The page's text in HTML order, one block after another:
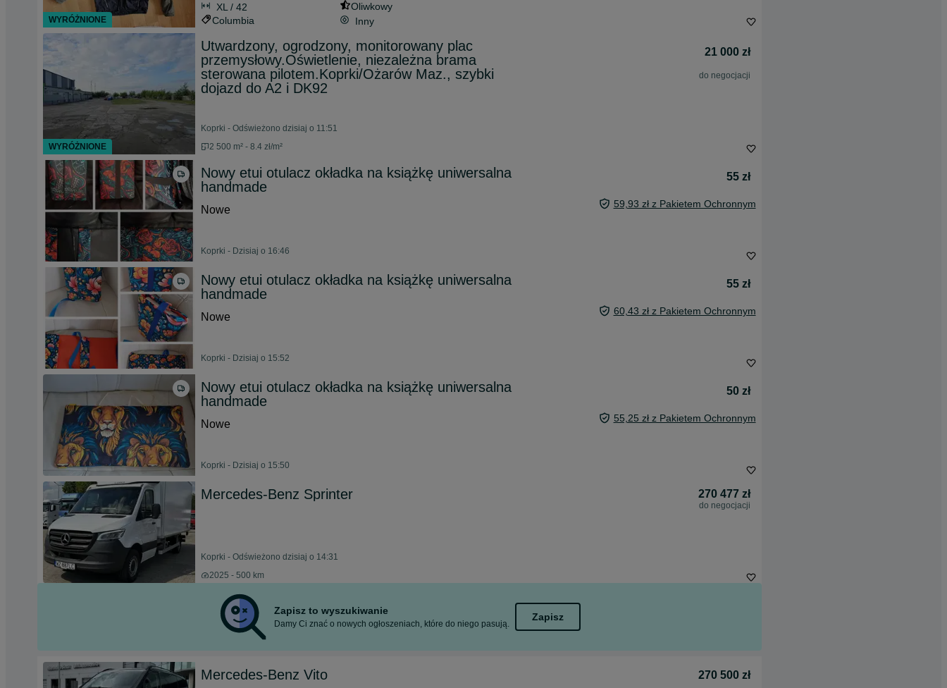
XL / 42
Oliwkowy
Columbia
Inny
Utwardzony, ogrodzony, monitorowany plac
przemysłowy.Oświetlenie, niezależna brama
sterowana pilotem.Koprki/Ożarów Maz., szybki
dojazd do A2 i DK92
21 000 zł
do negocjacji
Koprki - Odświeżono dzisiaj o 11:51
2 500 m² - 8.4 zł/m²
Nowy etui otulacz okładka na książkę uniwersalna
handmade
55 zł
Nowe 59,93 zł z Pakietem Ochronnym
Koprki - Dzisiaj o 16:46
Nowy etui otulacz okładka na książkę uniwersalna
handmade
55 zł
Nowe 60,43 zł z Pakietem Ochronnym
Koprki - Dzisiaj o 15:52
Nowy etui otulacz okładka na książkę uniwersalna
handmade
50 zł
Nowe 55,25 zł z Pakietem Ochronnym
Koprki - Dzisiaj o 15:50
Mercedes-Benz Sprinter 270 477 zł
do negocjacji
Koprki - Odświeżono dzisiaj o 14:31
2025 - 500 km
Zapisz to wyszukiwanie
Damy Ci znać o nowych ogłoszeniach, które do niego pasują.
Zapisz
Mercedes-Benz Vito 270 500 zł
WYRÓŻNIONE
WYRÓŻNIONE